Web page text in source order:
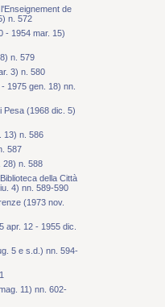
de
n. 572
- 1954 mar. 15)
n. 579
3) n. 580
1975 gen. 18) nn.
Pesa (1968 dic. 5)
13) n. 586
587
28) n. 588
della Città
4) nn. 589-590
(1973 nov.
apr. 12 - 1955 dic.
5 e s.d.) nn. 594-
11) nn. 602-